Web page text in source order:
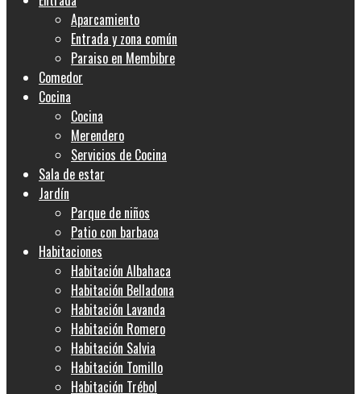
Aparcamiento
Entrada y zona común
Paraiso en Membibre
Comedor
Cocina
Cocina
Merendero
Servicios de Cocina
Sala de estar
Jardín
Parque de niños
Patio con barbaoa
Habitaciones
Habitación Albahaca
Habitación Belladona
Habitación Lavanda
Habitación Romero
Habitación Salvia
Habitación Tomillo
Habitación Trébol